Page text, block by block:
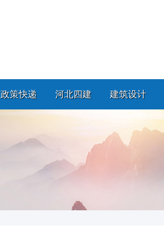
政策快递 河北四建 建筑设计